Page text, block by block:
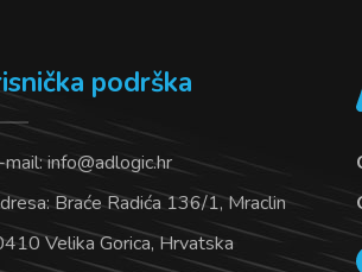
podrška
info@adlogic.hr
Braće Radića 136/1, Mraclin
Velika Gorica, Hrvatska